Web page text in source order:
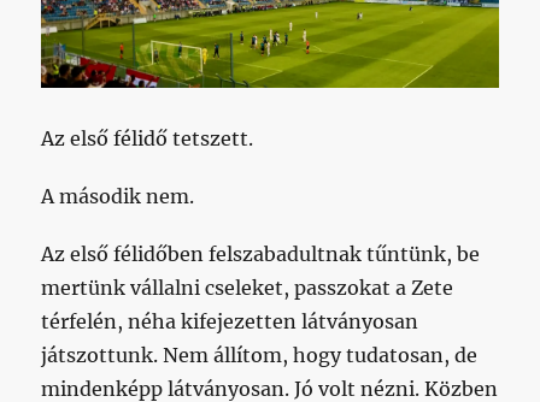
Az első félidő tetszett.
A második nem.
Az első félidőben felszabadultnak tűntünk, be
mertünk vállalni cseleket, passzokat a Zete
térfelén, néha kifejezetten látványosan
játszottunk. Nem állítom, hogy tudatosan, de
mindenképp látványosan. Jó volt nézni. Közben